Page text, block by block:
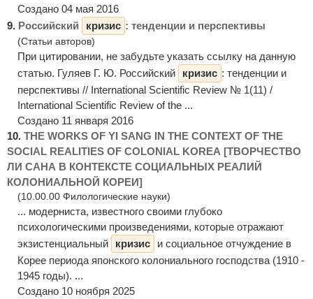
Создано 04 мая 2016
9. Российский кризис : тенденции и перспективы
(Статьи авторов)
При цитировании, не забудьте указать ссылку на данную
статью. Гуляев Г. Ю. Российский
кризис : тенденции и
перспективы // International Scientific Review № 1(11) /
International Scientific Review of the ...
Создано 11 января 2016
10. THE WORKS OF YI SANG IN THE CONTEXT OF THE
SOCIAL REALITIES OF COLONIAL KOREA [ТВОРЧЕСТВО
ЛИ САНА В КОНТЕКСТЕ СОЦИАЛЬНЫХ РЕАЛИЙ
КОЛОНИАЛЬНОЙ КОРЕИ]
(10.00.00 Филологические науки)
... модерниста, известного своими глубоко
психологическими произведениями, которые отражают
экзистенциальный
кризис
и социальное отчуждение в
Корее периода японского колониального господства (1910 -
1945 годы). ...
Создано 10 ноября 2025